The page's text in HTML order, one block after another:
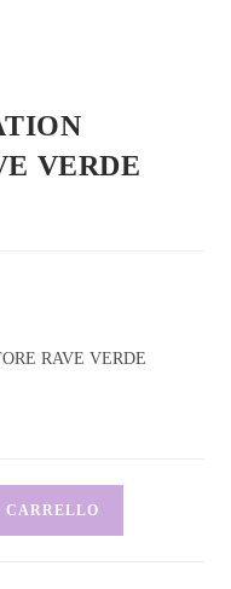
VERDE
RAVE VERDE
CARRELLO